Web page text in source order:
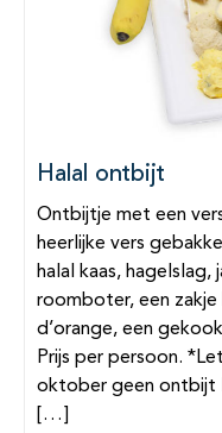
Halal ontbijt
Ontbijtje met een
heerlijke vers
halal kaas, hagelslag,
roomboter, een
d’orange, een
Prijs per persoon.
oktober geen ontbijt
[…]